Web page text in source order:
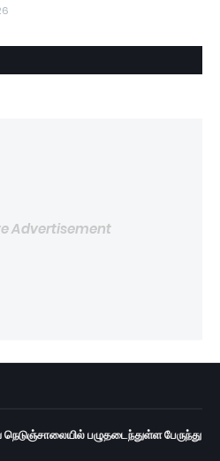
Advertisement
பழுதடைந்துள்ள பேருந்து